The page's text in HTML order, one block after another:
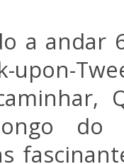
a andar
upon-
do